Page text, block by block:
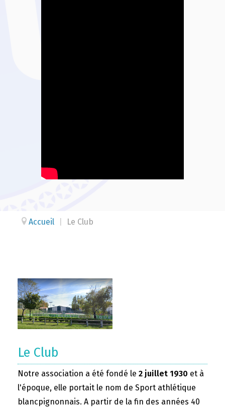
Accueil Le Club
Le Club
Notre association a été fondé le 2 juillet 1930 et à
l'époque, elle portait le nom de Sport athlétique
blancpignonnais. A partir de la fin des années 40